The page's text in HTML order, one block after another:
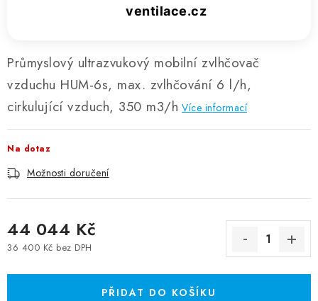
Průmyslový ultrazvukový mobilní zvlhčovač
vzduchu HUM-6s, max. zvlhčování 6 l/h,
cirkulující vzduch, 350 m3/h Více informací
Na dotaz
Možnosti doručení
44 044 Kč
36 400 Kč bez DPH
PŘIDAT DO KOŠÍKU
ventilace.cz